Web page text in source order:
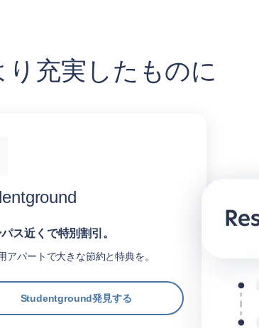
り充実したものに
ス近くで特別割引。
アパートで大きな節約と特典を。
Studentground発見する